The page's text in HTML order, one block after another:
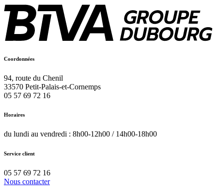
Coordonnées
94, route du Chenil
33570 Petit-Palais-et-Cornemps
05 57 69 72 16
Horaires
du lundi au vendredi : 8h00-12h00 / 14h00-18h00
Service client
05 57 69 72 16
Nous contacter